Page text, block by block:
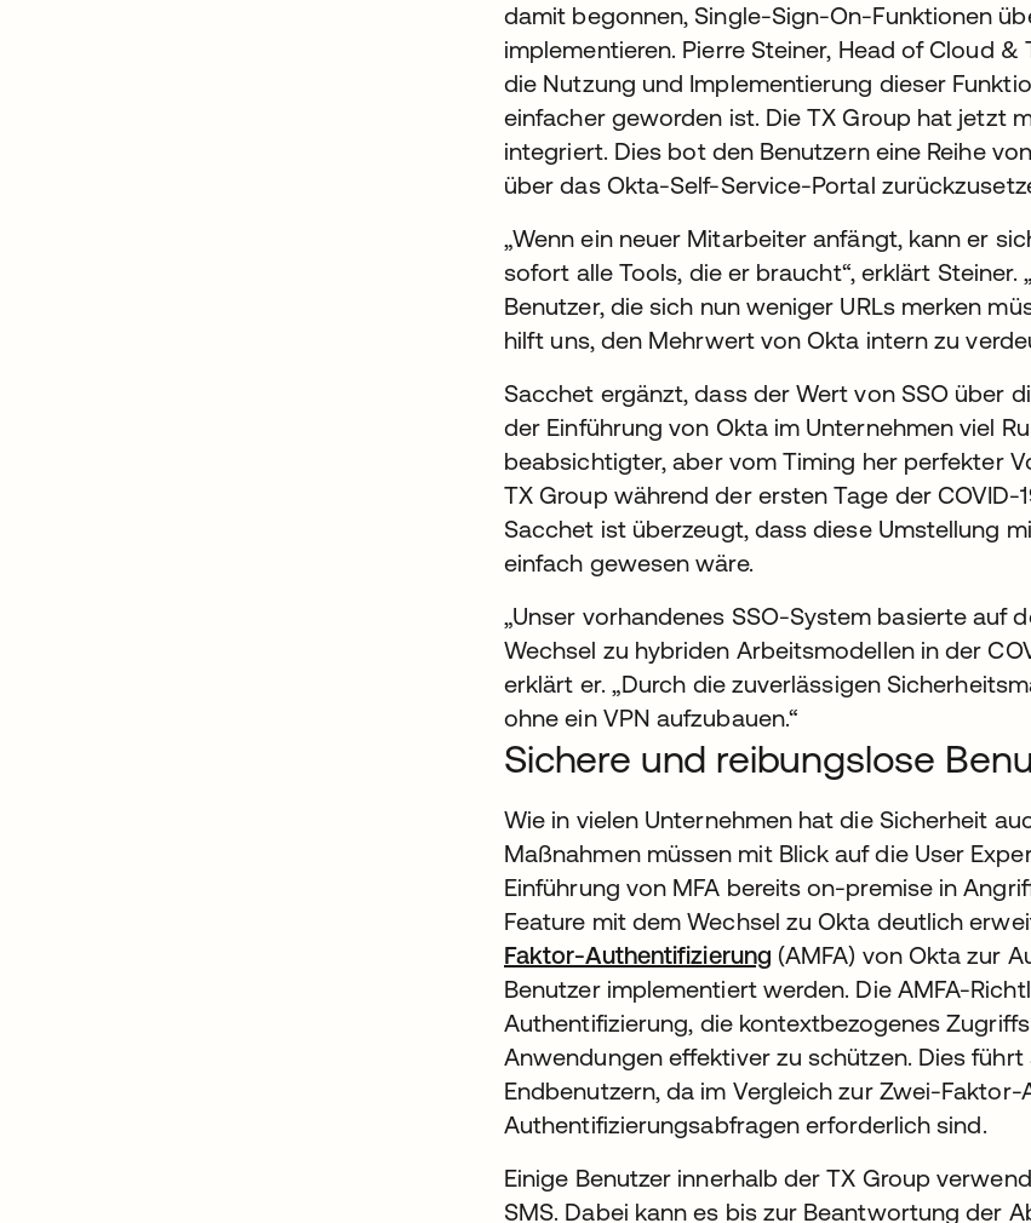
damit begonnen, Single-Sign-On-Funktionen
implementieren. Pierre Steiner, Head of Cloud
die Nutzung und Implementierung dieser
einfacher geworden ist. Die TX Group hat jetzt
integriert. Dies bot den Benutzern eine Reihe
über das Okta-Self-Service-Portal
„Wenn ein neuer Mitarbeiter anfängt, kann er
sofort alle Tools, die er braucht“, erklärt
Benutzer, die sich nun weniger URLs merken
hilft uns, den Mehrwert von Okta intern zu
Sacchet ergänzt, dass der Wert von SSO über
der Einführung von Okta im Unternehmen viel
beabsichtigter, aber vom Timing her perfekter
TX Group während der ersten Tage der
Sacchet ist überzeugt, dass diese Umstellung
einfach gewesen wäre.
„Unser vorhandenes SSO-System basierte auf
Wechsel zu hybriden Arbeitsmodellen in der
erklärt er. „Durch die zuverlässigen
ohne ein VPN aufzubauen.“
Sichere und reibungslose
Wie in vielen Unternehmen hat die Sicherheit
Maßnahmen müssen mit Blick auf die User
Einführung von MFA bereits on-premise in
Feature mit dem Wechsel zu Okta deutlich
Faktor-Authentifizierung (AMFA) von Okta zur
Benutzer implementiert werden. Die AMFA-
Authentifizierung, die kontextbezogenes
Anwendungen effektiver zu schützen. Dies
Endbenutzern, da im Vergleich zur Zwei-
Authentifizierungsabfragen erforderlich sind.
Einige Benutzer innerhalb der TX Group
SMS. Dabei kann es bis zur Beantwortung der